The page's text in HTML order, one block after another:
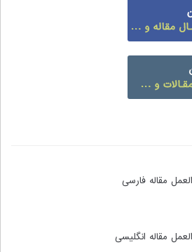
مقاله فارسی
مقاله انگلیسی